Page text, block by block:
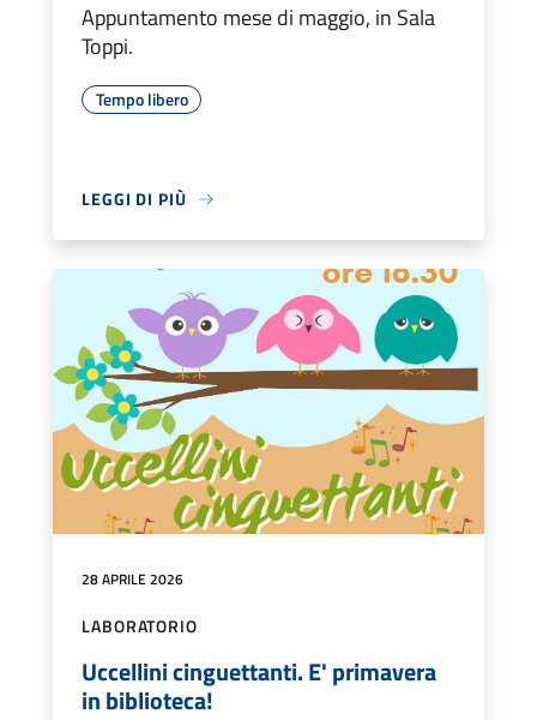
Appuntamento mese di maggio, in Sala
Toppi.
Tempo libero
LEGGI DI PIÙ
28 APRILE 2026
LABORATORIO
Uccellini cinguettanti. E' primavera
in biblioteca!